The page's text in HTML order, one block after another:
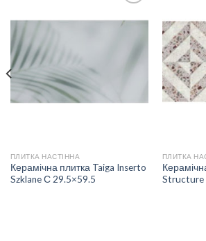
БАЖАНЬ
ПЛИТКА НАСТІННА
Керамічна плитка Taiga Inserto
Szklane С 29.5×59.5
ПЛИТКА
Structure